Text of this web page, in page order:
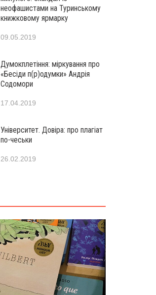
неофашистами на Туринському
книжковому ярмарку
09.05.2019
Думокплетіння: міркування про
«Бесіди п(р)одумки» Андрія
Содомори
17.04.2019
Університет. Довіра: про плагіат
по-чеськи
26.02.2019